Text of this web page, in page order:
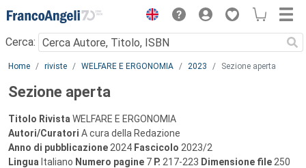
Menu
Cerca:
Main content
Home riviste WELFARE E ERGONOMIA 2023 Sezione aperta
Sezione aperta
Titolo Rivista WELFARE E ERGONOMIA
Autori/Curatori A cura della Redazione
Anno di pubblicazione 2024 Fascicolo 2023/2
Lingua Italiano Numero pagine 7 P. 217-223 Dimensione file 250